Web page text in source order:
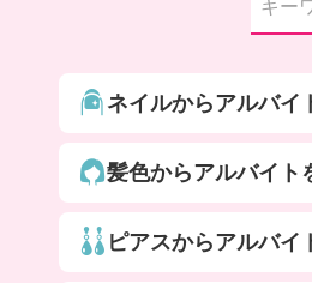
ネイルからアルバイ
髪色からアルバイト
ピアスからアルバイ